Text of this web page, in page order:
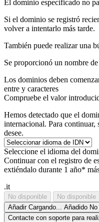
El dominio especificado no
Si el dominio se registró
volver a intentarlo más tarde.
También puede realizar una
Se proporcionó un nombre
Los dominios deben
entre y caracteres
Compruebe el valor
Hemos detectado que el
internacional. Para
desee.
Seleccione el idioma del
Continuar con el registro de
extiéndalo durante 1 año*
.it
No disponible No disponible
Añadir Cargando... Añadido
Contacte con soporte para